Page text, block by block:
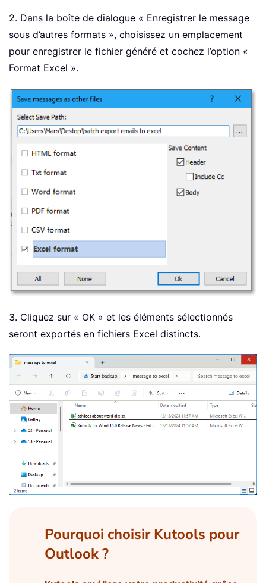
2. Dans la boîte de dialogue « Enregistrer le message
sous d’autres formats », choisissez un emplacement
pour enregistrer le fichier généré et cochez l’option «
Format Excel ».
3. Cliquez sur « OK » et les éléments sélectionnés
seront exportés en fichiers Excel distincts.
Pourquoi choisir Kutools pour
Outlook ?